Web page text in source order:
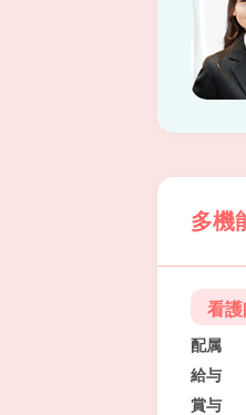
多機
看護
配属
給与
賞与